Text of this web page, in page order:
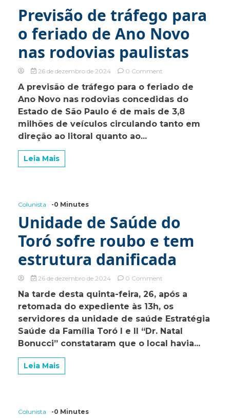
Previsão de tráfego para
o feriado de Ano Novo
nas rodovias paulistas
26 de dezembro de 2024 0 Commenton
de
tráfego
para
o
feriado
A previsão de tráfego para o feriado de
Ano Novo nas rodovias concedidas do
Estado de São Paulo é de mais de 3,8
milhões de veículos circulando tanto em
direção ao litoral quanto ao...
Leia Mais
Colunista -0 Minutes
Unidade de Saúde do
Toró sofre roubo e tem
estrutura danificada
26 de dezembro de 2024 0 Commenton
de
Saúde
do
Toró
sofre
roubo
Na tarde desta quinta-feira, 26, após a
retomada do expediente às 13h, os
servidores da unidade de saúde Estratégia
Saúde da Família Toró I e II “Dr. Natal
Bonucci” constataram que o local havia...
Leia Mais
Colunista -0 Minutes